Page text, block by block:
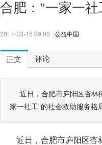
合肥："一家一
2017-03-16 09:00 公益中国
正文 评论
近日，合肥市庐阳区杏林
家一社工”的社会救助服务格
近日，合肥市庐阳区杏